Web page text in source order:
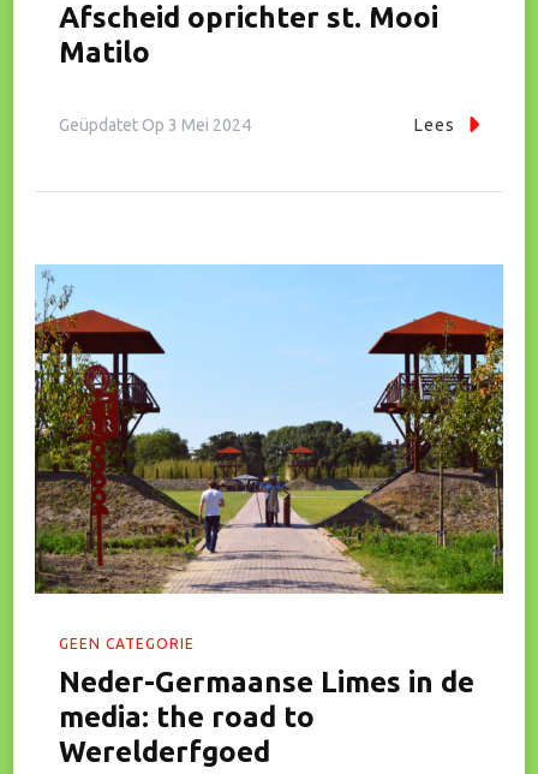
Afscheid oprichter st. Mooi
Matilo
Geüpdatet Op 3 Mei 2024 Lees
GEEN CATEGORIE
Neder-Germaanse Limes in de
media: the road to
Werelderfgoed